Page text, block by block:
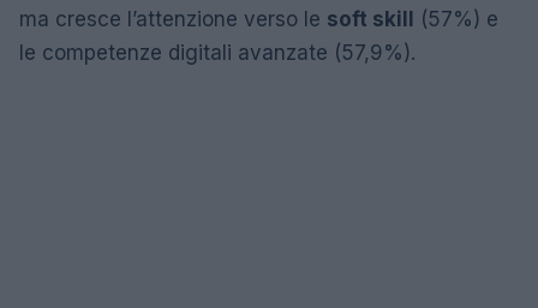
ma cresce l’attenzione verso le soft skill
(57%) e
le competenze digitali avanzate (57,9%).